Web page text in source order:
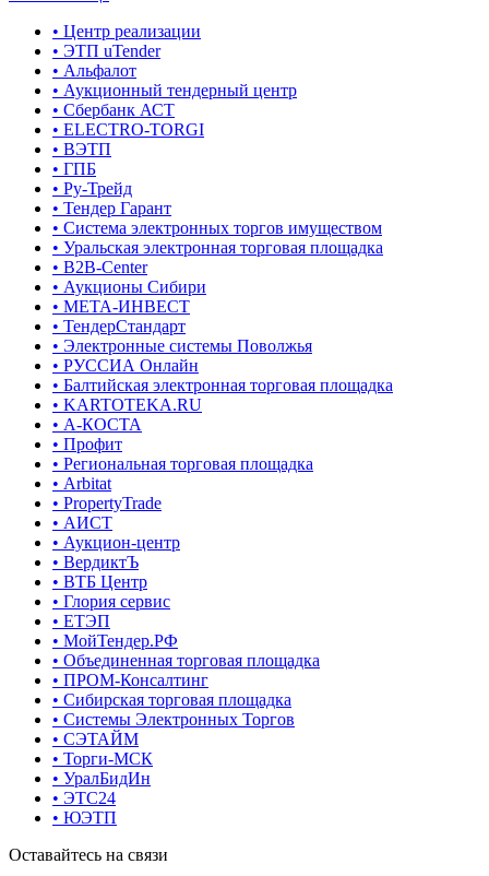
• Центр реализации
• ЭТП uTender
• Альфалот
• Аукционный тендерный центр
• Сбербанк АСТ
• ELECTRO-TORGI
• ВЭТП
• ГПБ
• Ру-Трейд
• Тендер Гарант
• Система электронных торгов имуществом
• Уральская электронная торговая площадка
• B2B-Center
• Аукционы Сибири
• МЕТА-ИНВЕСТ
• ТендерСтандарт
• Электронные системы Поволжья
• РУССИА Онлайн
• Балтийская электронная торговая площадка
• KARTOTEKA.RU
• А-КОСТА
• Профит
• Региональная торговая площадка
• Arbitat
• PropertyTrade
• АИСТ
• Аукцион-центр
• ВердиктЪ
• ВТБ Центр
• Глория сервис
• ЕТЭП
• МойТендер.РФ
• Объединенная торговая площадка
• ПРОМ-Консалтинг
• Сибирская торговая площадка
• Системы Электронных Торгов
• СЭТАЙМ
• Торги-МСК
• УралБидИн
• ЭТС24
• ЮЭТП
Оставайтесь на связи